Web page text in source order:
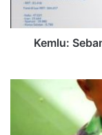
Kemlu: